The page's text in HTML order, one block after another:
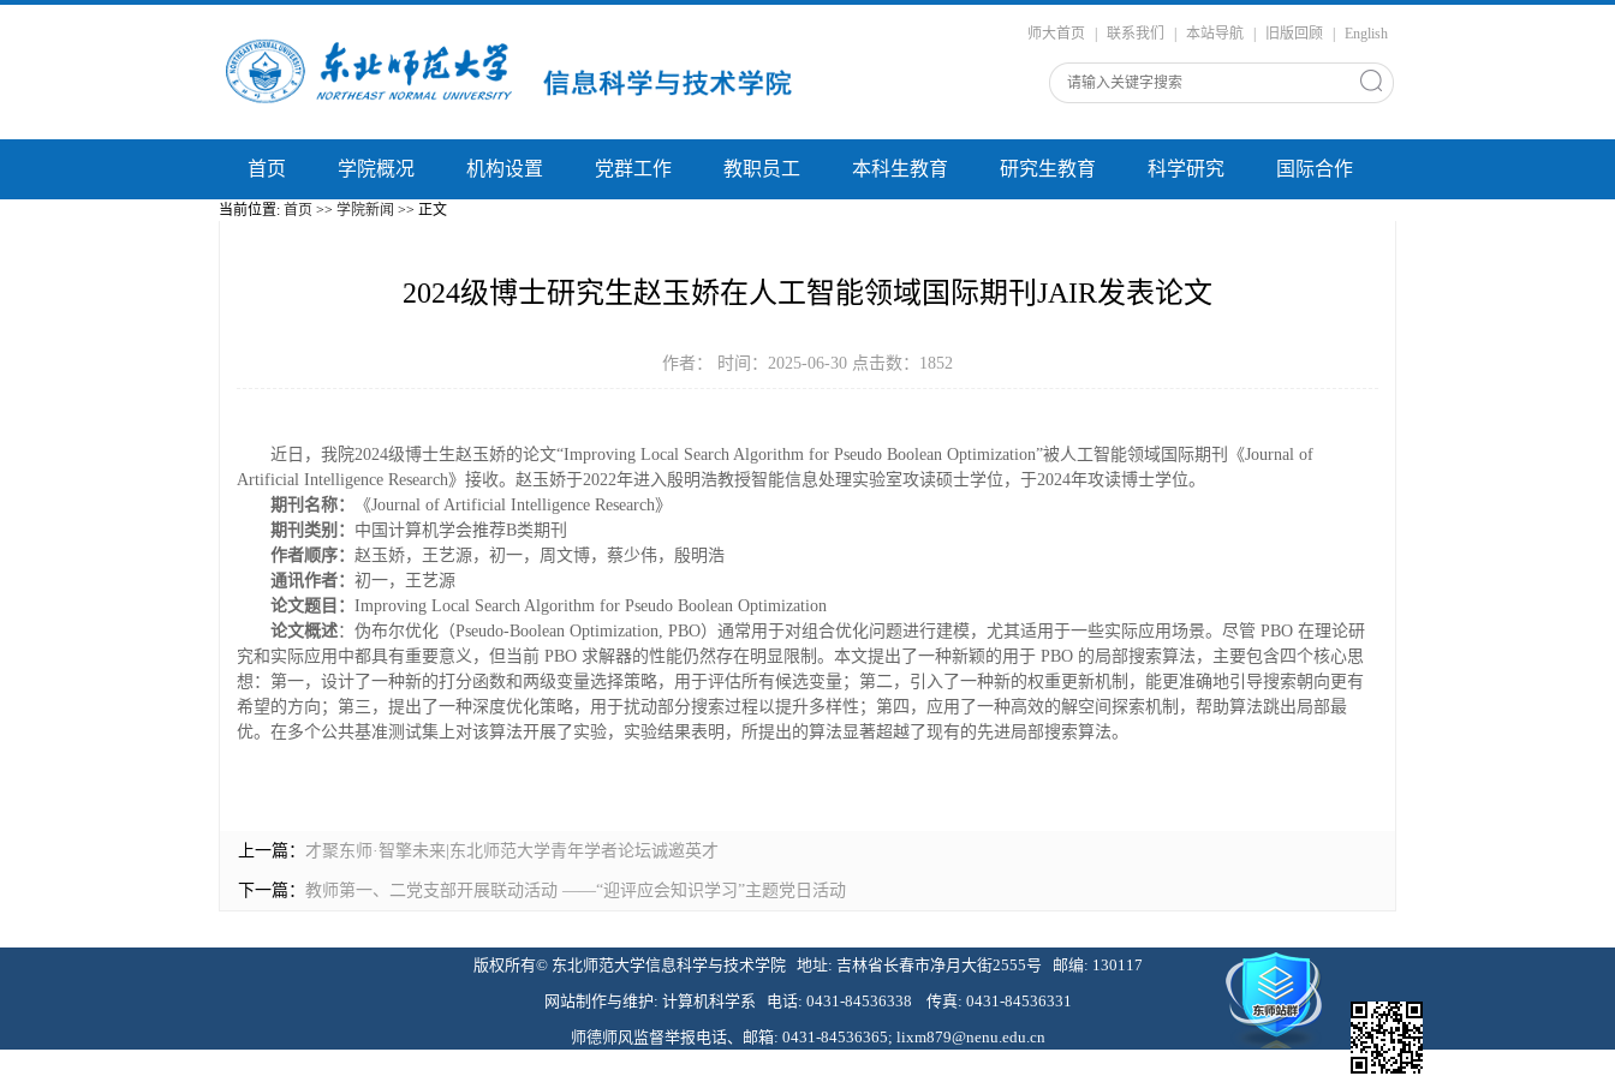
师大首页 联系我们 本站导航 旧版回顾 English
首页 学院概况 机构设置 党群工作 教职员工 本科生教育 研究生教育 科学研究 国际合作
当前位置: 首页 >> 学院新闻 >> 正文
2024级博士研究生赵玉娇在人工智能领域国际期刊JAIR发表论文
作者： 时间：2025-06-30 点击数： 1852
近日，我院2024级博士生赵玉娇的论文“Improving Local Search Algorithm for Pseudo Boolean Optimization”被人工智能领域国际期刊《Journal of
Artificial Intelligence Research》接收。赵玉娇于2022年进入殷明浩教授智能信息处理实验室攻读硕士学位，于2024年攻读博士学位。
期刊名称：
《Journal of Artificial Intelligence Research》
期刊类别： 中国计算机学会推荐B类期刊
作者顺序： 赵玉娇，王艺源，初一，周文博，蔡少伟，殷明浩
通讯作者： 初一，王艺源
论文题目： Improving Local Search Algorithm for Pseudo Boolean Optimization
论文概述：伪布尔优化（Pseudo-Boolean Optimization, PBO）通常用于对组合优化问题进行建模，尤其适用于一些实际应用场景。尽管 PBO 在理论研
究和实际应用中都具有重要意义，但当前 PBO 求解器的性能仍然存在明显限制。本文提出了一种新颖的用于 PBO 的局部搜索算法，主要包含四个核心思
想：第一，设计了一种新的打分函数和两级变量选择策略，用于评估所有候选变量；第二，引入了一种新的权重更新机制，能更准确地引导搜索朝向更有
希望的方向；第三，提出了一种深度优化策略，用于扰动部分搜索过程以提升多样性；第四，应用了一种高效的解空间探索机制，帮助算法跳出局部最
优。在多个公共基准测试集上对该算法开展了实验，实验结果表明，所提出的算法显著超越了现有的先进局部搜索算法。
上一篇： 才聚东师·智擎未来|东北师范大学青年学者论坛诚邀英才
下一篇： 教师第一、二党支部开展联动活动 ——“迎评应会知识学习”主题党日活动
版权所有© 东北师范大学信息科学与技术学院 地址: 吉林省长春市净月大街2555号 邮编: 130117
网站制作与维护: 计算机科学系 电话: 0431-84536338 传真: 0431-84536331
师德师风监督举报电话、邮箱: 0431-84536365; lixm879@nenu.edu.cn